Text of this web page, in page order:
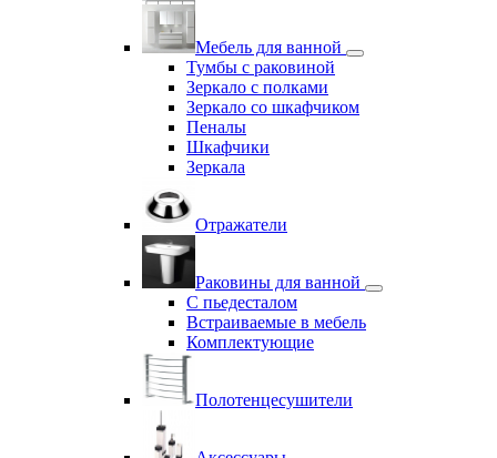
Мебель для ванной
Тумбы с раковиной
Зеркало с полками
Зеркало со шкафчиком
Пеналы
Шкафчики
Зеркала
Отражатели
Раковины для ванной
С пьедесталом
Встраиваемые в мебель
Комплектующие
Полотенцесушители